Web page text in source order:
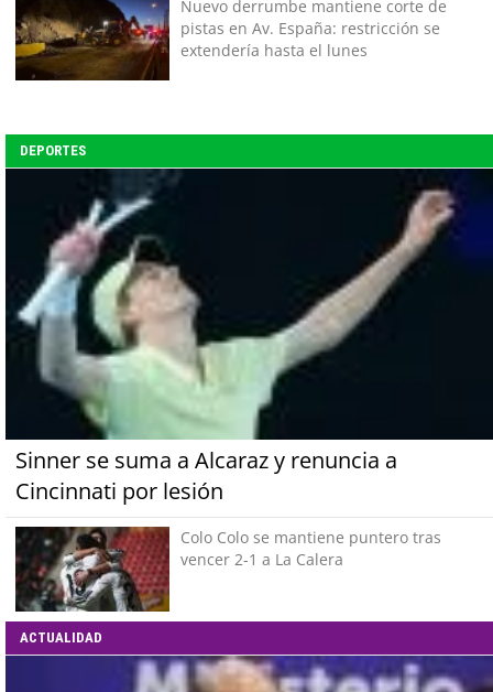
Nuevo derrumbe mantiene corte de
pistas en Av. España: restricción se
extendería hasta el lunes
DEPORTES
Sinner se suma a Alcaraz y renuncia a
Cincinnati por lesión
Colo Colo se mantiene puntero tras
vencer 2-1 a La Calera
ACTUALIDAD